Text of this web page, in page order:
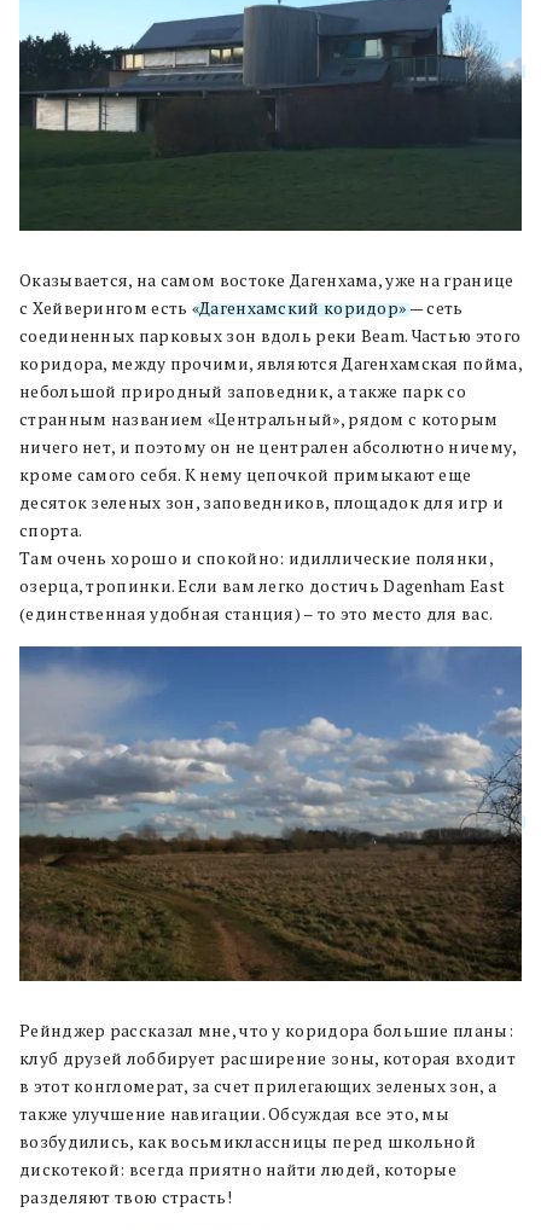
Оказывается, на самом востоке Дагенхама, уже на границе
с Хейверингом есть «Дагенхамский коридор»— сеть
соединенных парковых зон вдоль реки Beam. Частью этого
коридора, между прочими, являются Дагенхамская пойма,
небольшой природный заповедник, а также парк со
странным названием «Центральный», рядом с которым
ничего нет, и поэтому он не централен абсолютно ничему,
кроме самого себя. К нему цепочкой примыкают еще
десяток зеленых зон, заповедников, площадок для игр и
спорта.
Там очень хорошо и спокойно: идиллические полянки,
озерца, тропинки. Если вам легко достичь Dagenham East
(единственная удобная станция) – то это место для вас.
Рейнджер рассказал мне, что у коридора большие планы:
клуб друзей лоббирует расширение зоны, которая входит
в этот конгломерат, за счет прилегающих зеленых зон, а
также улучшение навигации. Обсуждая все это, мы
возбудились, как восьмиклассницы перед школьной
дискотекой: всегда приятно найти людей, которые
разделяют твою страсть!